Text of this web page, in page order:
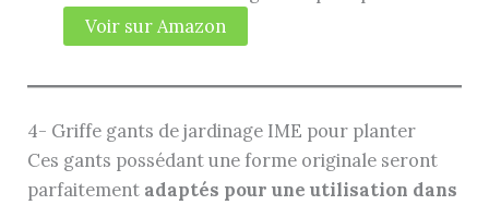
Voir sur Amazon
4- Griffe gants de jardinage IME pour planter
Ces gants possédant une forme originale seront
parfaitement adaptés pour une utilisation dans